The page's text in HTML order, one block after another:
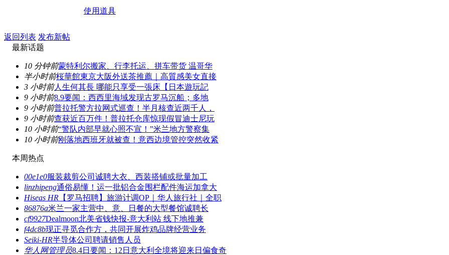
使用道具
返回列表 发布新帖
最新话题
10 分钟前蒙特利尔搬家、行李托运、拼车带货 温哥华
半小时前桜華館東京大阪外送茶推薦｜高質感美女直接
3 小时前人生何其長 哪能只享受一張床【日本遊玩記
9 小时前8.9要闻：西西里海域发现古罗马沉船；多地
9 小时前普拉托警方拉网式巡查！半月核查近两千人，
9 小时前查获近百万件！普拉托仓库惊现假冒迪士尼玩
10 小时前“警队内部早就心照不宣！”米兰地方警察集
10 小时前刚落地西班牙就被查！意西边境管控突然收紧
本周热点
00e1e0服装裁剪公司诚聘大衣、西装搭铺或批量加工
linzhipeng通俗易懂！运一批铝合金围栏配件海运加拿大
Hiseas HR 【罗马招聘】旅游计调OP｜华人旅行社｜全职
86876a米兰一家主营中、意、日餐的大型餐馆诚聘长
cf9927Dealmoon北美省钱快报-意大利站 线下地推兼
f4dc8b现正寻觅合作方，共同开展炸鸡品牌经营业务
Seiki-HR半导体公司聘请销售人员
华人网管理员8.4日要闻：12日意大利全境将迎来日偏食奇